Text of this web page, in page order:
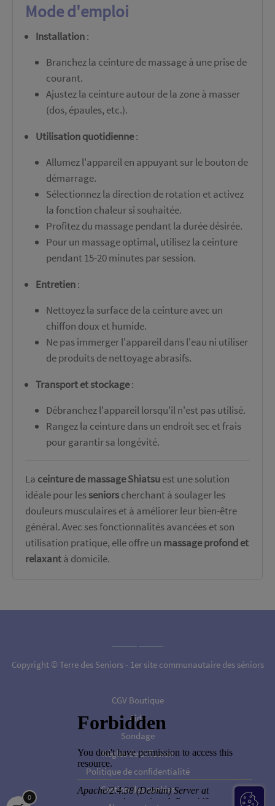
Mode d'emploi
Installation:
Branchez la ceinture de massage à une prise de
courant.
Ajustez la ceinture autour de la zone à masser
(dos, épaules, etc.).
Utilisation quotidienne:
Allumez l'appareil en appuyant sur le bouton de
démarrage.
Sélectionnez la direction de rotation et activez
la fonction chaleur si souhaitée.
Profitez du massage pendant la durée désirée.
Pour un massage optimal, utilisez la ceinture
pendant 15-20 minutes par session.
Entretien:
Nettoyez la surface de la ceinture avec un
chiffon doux et humide.
Ne pas immerger l'appareil dans l'eau ni utiliser
de produits de nettoyage abrasifs.
Transport et stockage:
Débranchez l'appareil lorsqu'il n'est pas utilisé.
Rangez la ceinture dans un endroit sec et frais
pour garantir sa longévité.
La ceinture de massage Shiatsuest une solution
idéale pour lesseniorscherchant à soulager les
douleurs musculaires et à améliorer leur bien-être
général. Avec ses fonctionnalités avancées et son
utilisation pratique, elle offre un massage profond et
relaxantà domicile.
Copyright © Terre des Seniors - 1er site communautaire des séniors
CGV Boutique
Aide
Sondage
Règles de diffusion
Politique de confidentialité
Gestion des cookies
0